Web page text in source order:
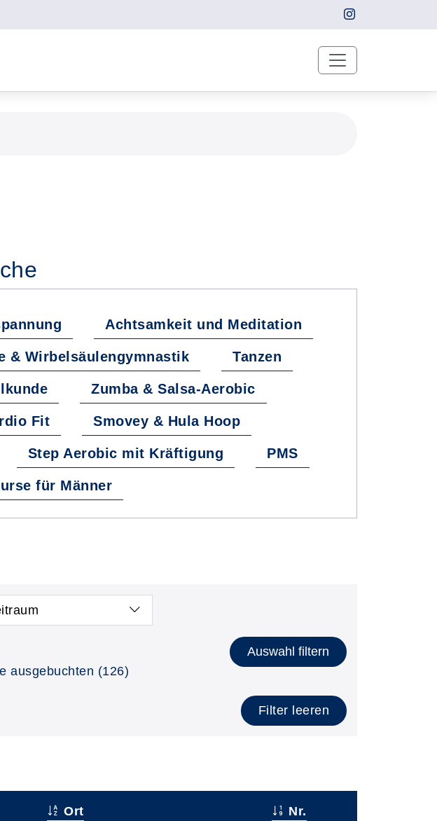
Achtsamkeit und Meditation
& Wirbelsäulengymnastik Tanzen
Zumba & Salsa-Aerobic
Fit Smovey & Hula Hoop
Step Aerobic mit Kräftigung PMS
für Männer
ausgebuchten (126)
Auswahl filtern
Filter leeren
Ort Nr.